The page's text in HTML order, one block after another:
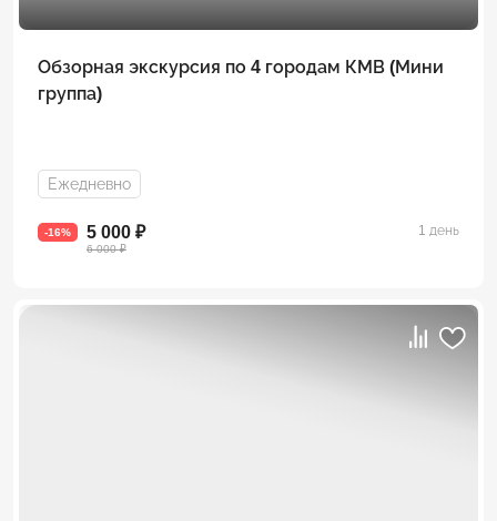
Обзорная экскурсия по 4 городам КМВ (Мини
группа)
Ежедневно
-16% 5 000 ₽
6 000 ₽
1 день